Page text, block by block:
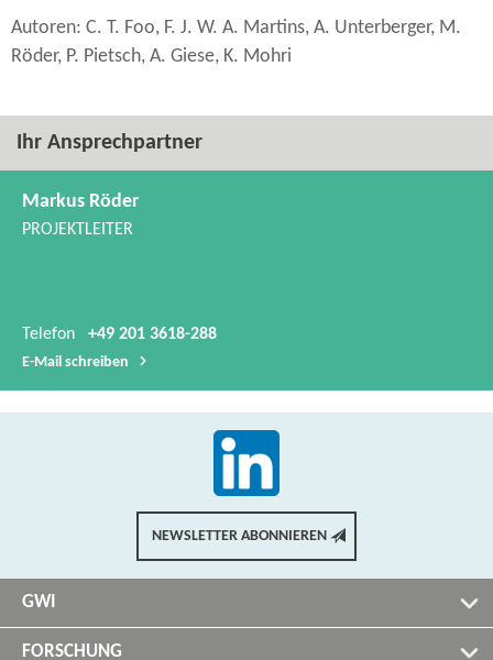
Autoren: C. T. Foo, F. J. W. A. Martins, A. Unterberger, M.
Röder, P. Pietsch, A. Giese, K. Mohri
Ihr Ansprechpartner
Markus Röder
PROJEKTLEITER
Telefon +49 201 3618-288
E-​Mail schreiben
NEWSLETTER ABONNIEREN
GWI
FORSCHUNG